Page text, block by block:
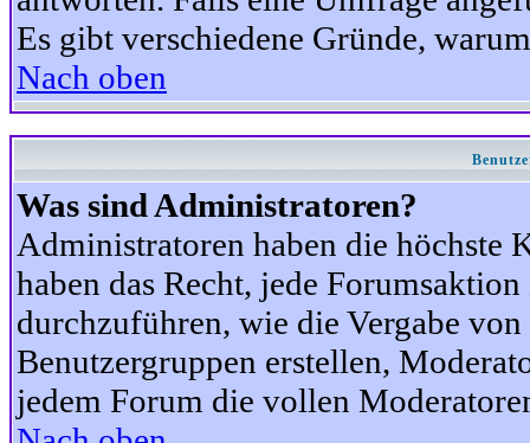
Es gibt verschiedene Gründe,
Nach oben
Was sind Administratoren?
Administratoren haben die höchste
haben das Recht, jede
durchzuführen, wie die Vergabe
Benutzergruppen erstellen,
jedem Forum die vollen